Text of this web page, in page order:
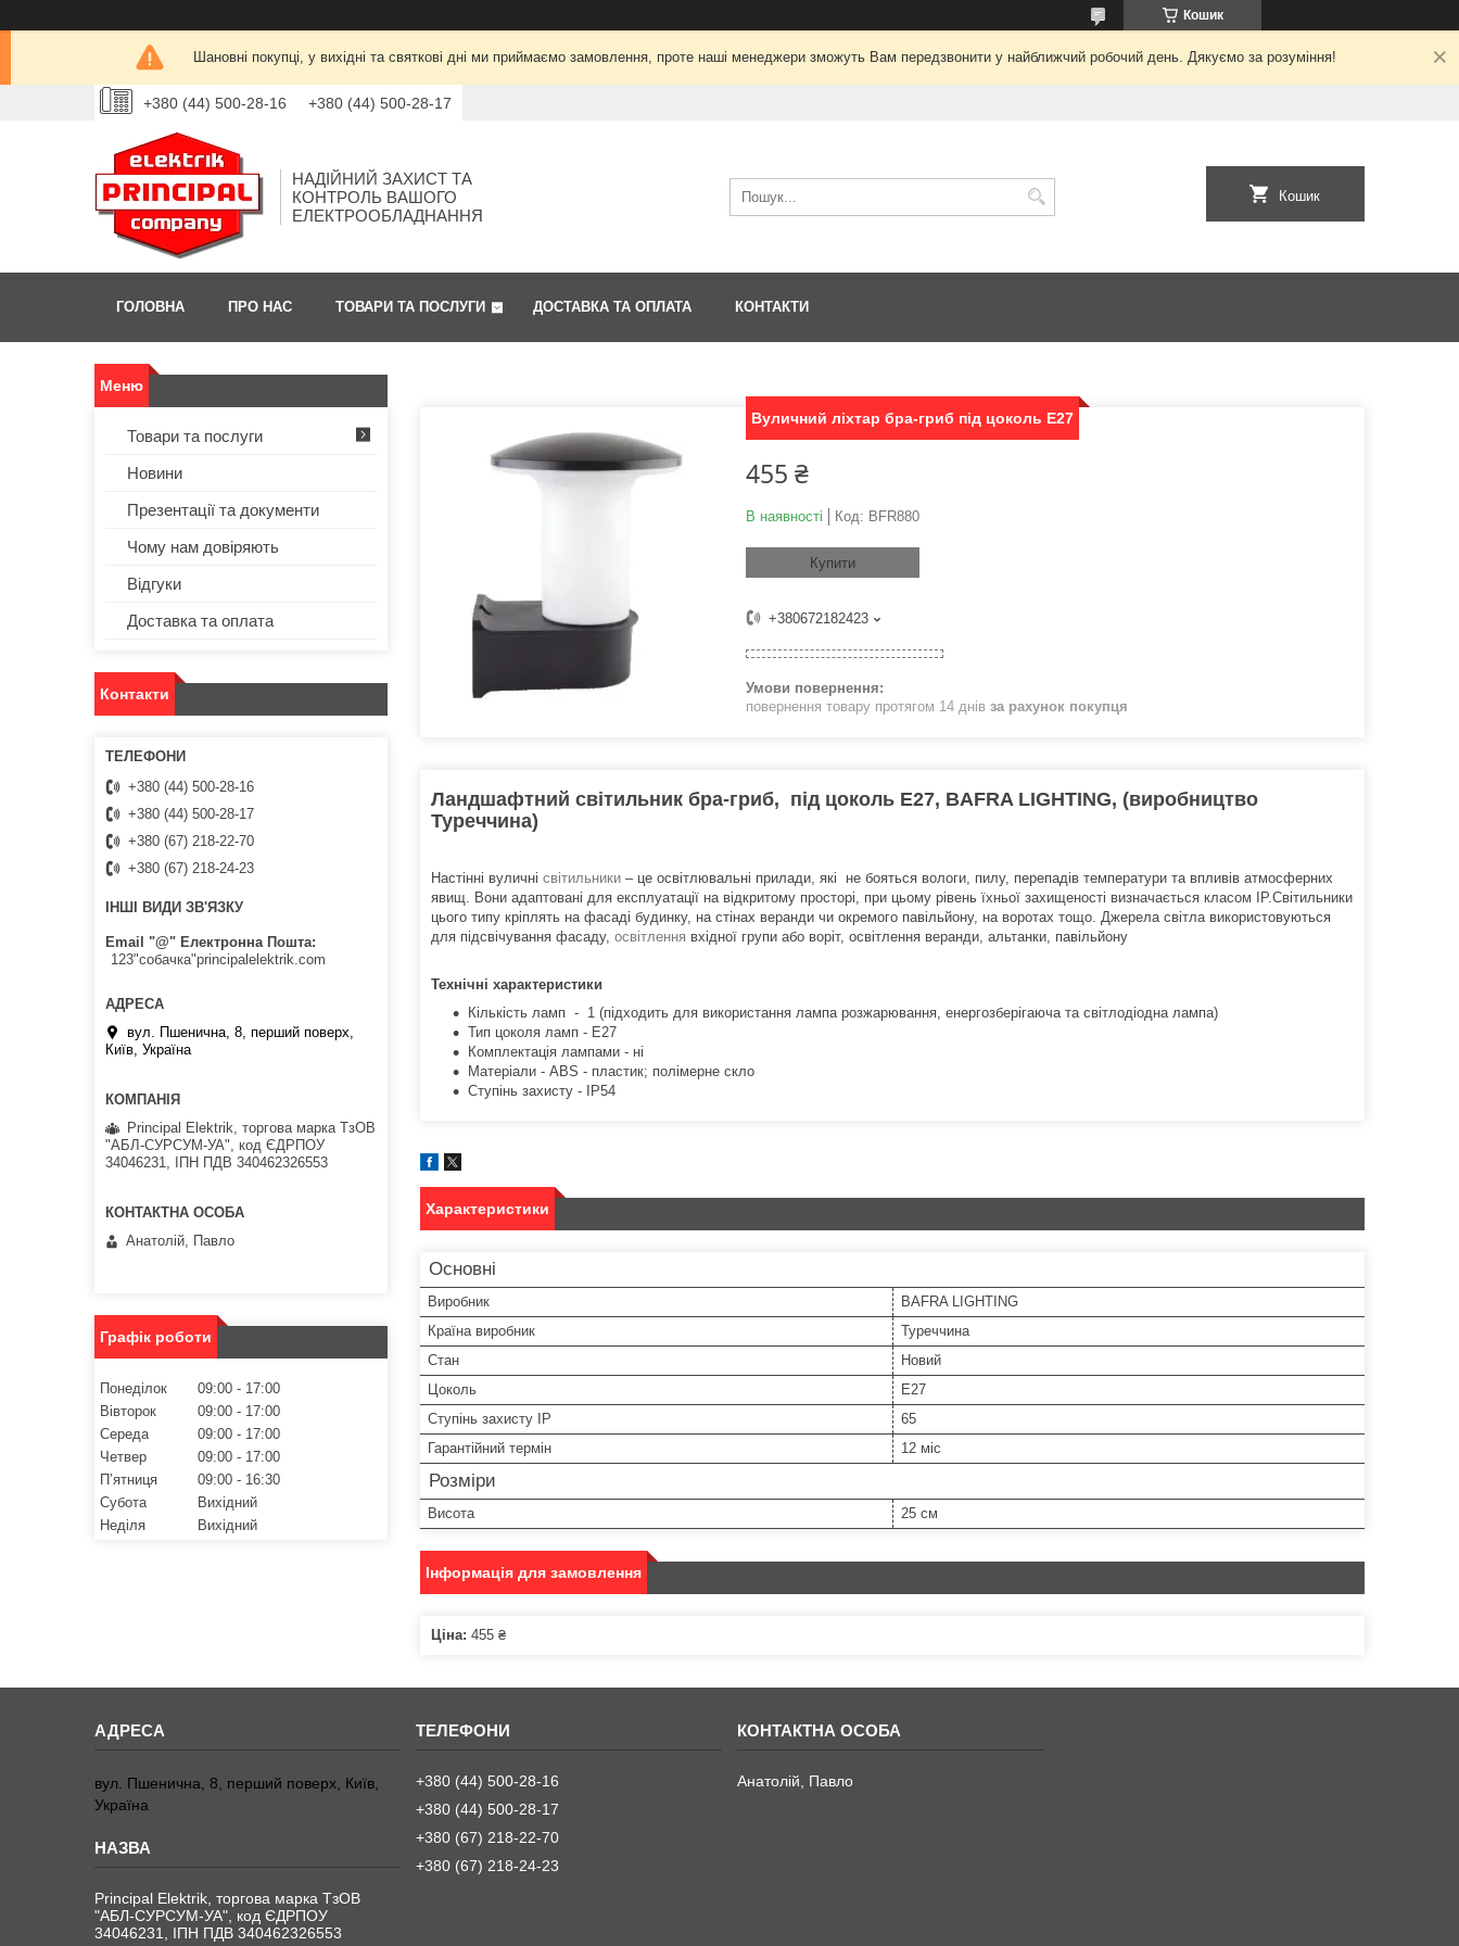
Кошик
Шановні покупці, у вихідні та святкові дні ми приймаємо замовлення, проте наші менеджери зможуть Вам передзвонити у найближчий робочий день. Дякуємо за розуміння!
+380 (44) 500-28-16 +380 (44) 500-28-17
НАДІЙНИЙ ЗАХИСТ ТА
КОНТРОЛЬ ВАШОГО
ЕЛЕКТРООБЛАДНАННЯ
Кошик
ГОЛОВНА ПРО НАС ТОВАРИ ТА ПОСЛУГИ ДОСТАВКА ТА ОПЛАТА КОНТАКТИ
Вуличний ліхтар бра-гриб під цоколь Е27
455 ₴
В наявності Код: BFR880
Купити
+380672182423
повернення товару протягом 14 днів за рахунок покупця
Ландшафтний світильник бра-гриб, під цоколь Е27, BAFRA LIGHTING, (виробництво
Туреччина)
Настінні вуличні світильники – це освітлювальні прилади, які не бояться вологи, пилу, перепадів температури та впливів атмосферних
явищ. Вони адаптовані для експлуатації на відкритому просторі, при цьому рівень їхньої захищеності визначається класом IP.Світильники
цього типу кріплять на фасаді будинку, на стінах веранди чи окремого павільйону, на воротах тощо. Джерела світла використовуються
для підсвічування фасаду, освітлення вхідної групи або воріт, освітлення веранди, альтанки, павільйону
Технічні характеристики
Кількість ламп - 1 (підходить для використання лампа розжарювання, енергозберігаюча та світлодіодна лампа)
Тип цоколя ламп - E27
Комплектація лампами - ні
Матеріали - ABS - пластик; полімерне скло
Ступінь захисту - IP54
Характеристики
Основні
Виробник
BAFRA LIGHTING
Країна виробник
Туреччина
Стан
Новий
Цоколь
E27
Ступінь захисту IP
65
Гарантійний термін
12 міс
Розміри
Висота 25 см
Інформація для замовлення
Ціна: 455 ₴
Товари та послуги
Новини
Презентації та документи
Чому нам довіряють
Відгуки
Доставка та оплата
Контакти
+380 (44) 500-28-16
+380 (44) 500-28-17
+380 (67) 218-22-70
+380 (67) 218-24-23
ІНШІ ВИДИ ЗВ'ЯЗКУ
Email "@" Електронна Пошта
123"собачка"principalelektrik.com
вул. Пшенична, 8, перший поверх,
Київ, Україна
Principal Elektrik, торгова марка ТзОВ
"АБЛ-СУРСУМ-УА", код ЄДРПОУ
34046231, ІПН ПДВ 340462326553
Анатолій, Павло
Графік роботи
Понеділок 09:00
17:00
Вівторок
09:00
17:00
Середа
09:00
17:00
Четвер
09:00
17:00
Пʼятниця
09:00
16:30
Субота
Вихідний
Неділя
Вихідний
вул. Пшенична, 8, перший поверх, Київ,
Україна
Principal Elektrik, торгова марка ТзОВ
"АБЛ-СУРСУМ-УА", код ЄДРПОУ
34046231, ІПН ПДВ 340462326553
+380 (44) 500-28-16
+380 (44) 500-28-17
+380 (67) 218-22-70
+380 (67) 218-24-23
Анатолій, Павло